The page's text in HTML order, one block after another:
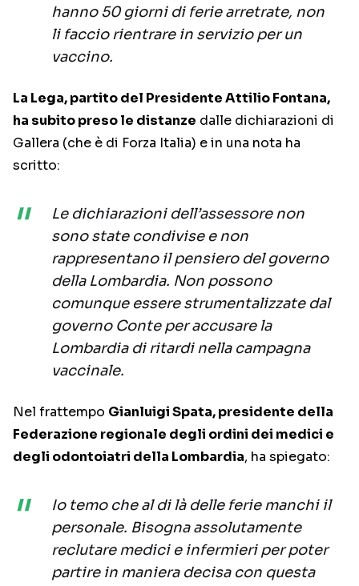
hanno 50 giorni di ferie arretrate, non
li faccio rientrare in servizio per un
vaccino.
La Lega, partito del Presidente Attilio Fontana,
ha subito preso le distanze dalle dichiarazioni di
Gallera (che è di Forza Italia) e in una nota ha
scritto:
Le dichiarazioni dell’assessore non
sono state condivise e non
rappresentano il pensiero del governo
della Lombardia. Non possono
comunque essere strumentalizzate dal
governo Conte per accusare la
Lombardia di ritardi nella campagna
vaccinale.
Nel frattempo Gianluigi Spata, presidente della
Federazione regionale degli ordini dei medici e
degli odontoiatri della Lombardia, ha spiegato:
Io temo che al di là delle ferie manchi il
personale. Bisogna assolutamente
reclutare medici e infermieri per poter
partire in maniera decisa con questa